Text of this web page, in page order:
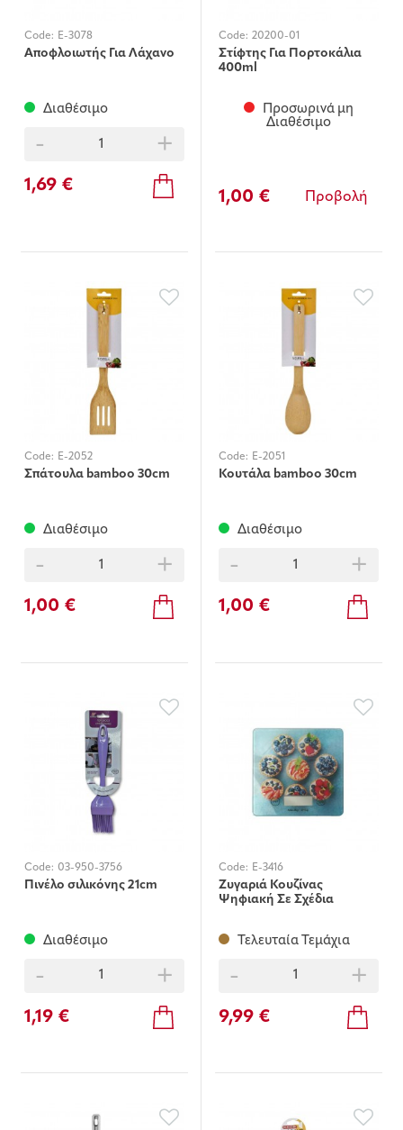
Code: E-3078
Αποφλοιωτής Για Λάχανο
Διαθέσιμο
- +
1,69 €
Code: 20200-01
Στίφτης Για Πορτοκάλια
400ml
Προσωρινά μη
Διαθέσιμο
1,00 € Προβολή
Code: E-2052
Σπάτουλα bamboo 30cm
Διαθέσιμο
- +
1,00 €
Code: E-2051
Κουτάλα bamboo 30cm
Διαθέσιμο
- +
1,00 €
Code: 03-950-3756
Πινέλο σιλικόνης 21cm
Διαθέσιμο
- +
1,19 €
Code: E-3416
Ζυγαριά Κουζίνας
Ψηφιακή Σε Σχέδια
Τελευταία Τεμάχια
- +
9,99 €